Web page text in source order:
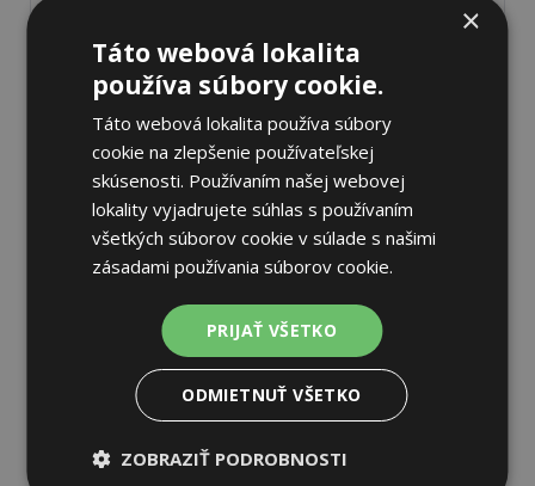
Ihneď k odberu na2 pobočkách
147,82 €
Pneumatiky
Vyberte si kvalitné pneumatikypre bezpečnú,
komfortnú a úspornú jazdu. Na
nájdete široký
výber pneumatík pre rôzne typy vozidiel a jazdných
podmienok.
Barum, Matador,Semperit, ako aj ďalších výrobcov:
×
Táto webová lokalita
používa súbory cookie.
Táto webová lokalita používa súbory
cookie na zlepšenie používateľskej
skúsenosti. Používaním našej webovej
lokality vyjadrujete súhlas s používaním
všetkých súborov cookie v súlade s našimi
zásadami používania súborov cookie.
PRIJAŤ VŠETKO
ODMIETNUŤ VŠETKO
ZOBRAZIŤ PODROBNOSTI